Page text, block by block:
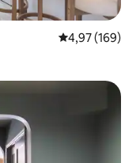
Средна
4,97 (169)